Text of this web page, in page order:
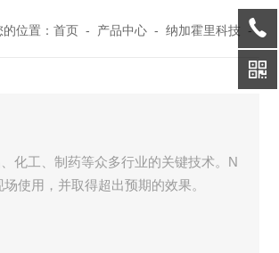
的位置： 首页 - 产品中心 - 纳加霍里科技 -
化工、制药等众多行业的关键技术。N
使用，并取得超出预期的效果。